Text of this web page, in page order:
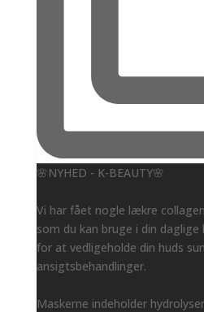
🌸NYHED - K-BEAUTY🌸
Vi har fået nogle lækre
som du kan bruge i din
for at vedligeholde din huds
ansigtsbehandlinger.
Maskerne indeholder